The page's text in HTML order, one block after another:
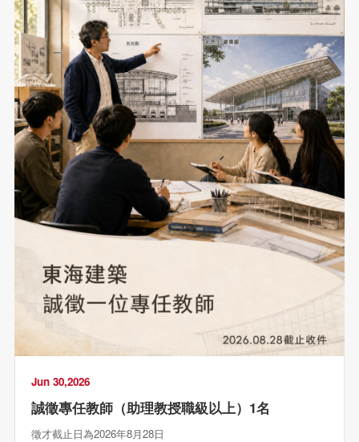
Jun 30,2026
誠徵專任教師（助理教授職級以上）1名
徵才截止日為2026年8月28日